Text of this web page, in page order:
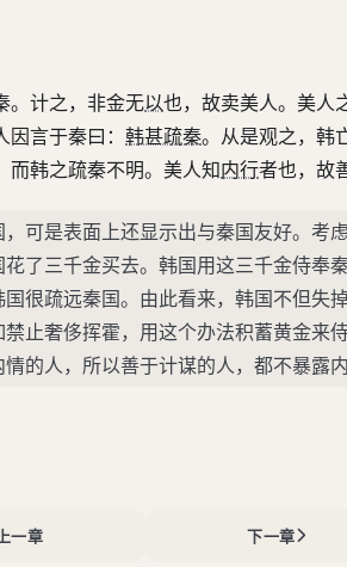
。计之，非金无以也，故卖美人。美人
因言于秦曰：韩甚疏秦。从是观之，韩
而韩之疏秦不明。美人知内行者也，故
可是表面上还显示出与秦国友好。考
了三千金买去。韩国用这三千金侍奉
很疏远秦国。由此看来，韩国不但失
止奢侈挥霍，用这个办法积蓄黄金来
的人，所以善于计谋的人，都不暴露内
一章 下一章